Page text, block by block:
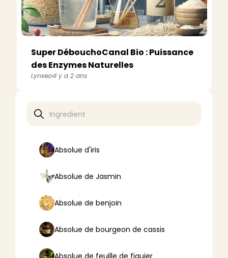
Absolue d'iris
Absolue de Jasmin
Absolue de benjoin
Absolue de bourgeon de cassis
Absolue de feuille de figuier
Super DébouchoCanal Bio : Puissance
des Enzymes Naturelles
LynxeoIl y a 2 ans